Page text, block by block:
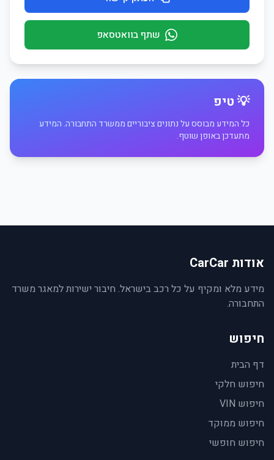
שתף בוואטסאפ
💡 טיפ
כל המידע מבוסס על נתונים ציבוריים ממשרד התחבורה. המידע
מתעדכן באופן שוטף.
אודות CarCar
מידע מלא ומקיף על כל רכב בישראל. חיבור ישירות למאגר משרד
התחבורה.
חיפוש
דף הבית
חיפוש חלקי
חיפוש VIN
חיפוש ממוקד
חיפוש חופשי